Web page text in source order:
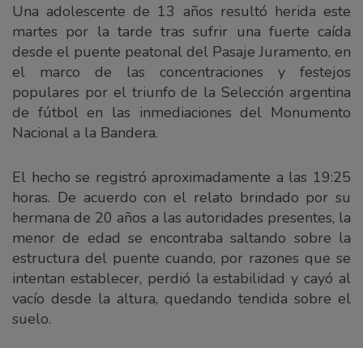
Una adolescente de 13 años resultó herida este
martes por la tarde tras sufrir una fuerte caída
desde el puente peatonal del Pasaje Juramento, en
el marco de las concentraciones y festejos
populares por el triunfo de la Selección argentina
de fútbol en las inmediaciones del Monumento
Nacional a la Bandera.
El hecho se registró aproximadamente a las 19:25
horas. De acuerdo con el relato brindado por su
hermana de 20 años a las autoridades presentes, la
menor de edad se encontraba saltando sobre la
estructura del puente cuando, por razones que se
intentan establecer, perdió la estabilidad y cayó al
vacío desde la altura, quedando tendida sobre el
suelo.